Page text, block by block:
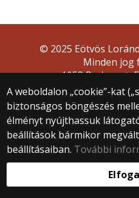
A weboldalon „cookie”-kat
biztonságos böngészés
élményt nyújthassuk
beállítások bármikor
beállításaiban. További
© 2025 Eötvös
Minden jog
1053 Budapest,
Központi